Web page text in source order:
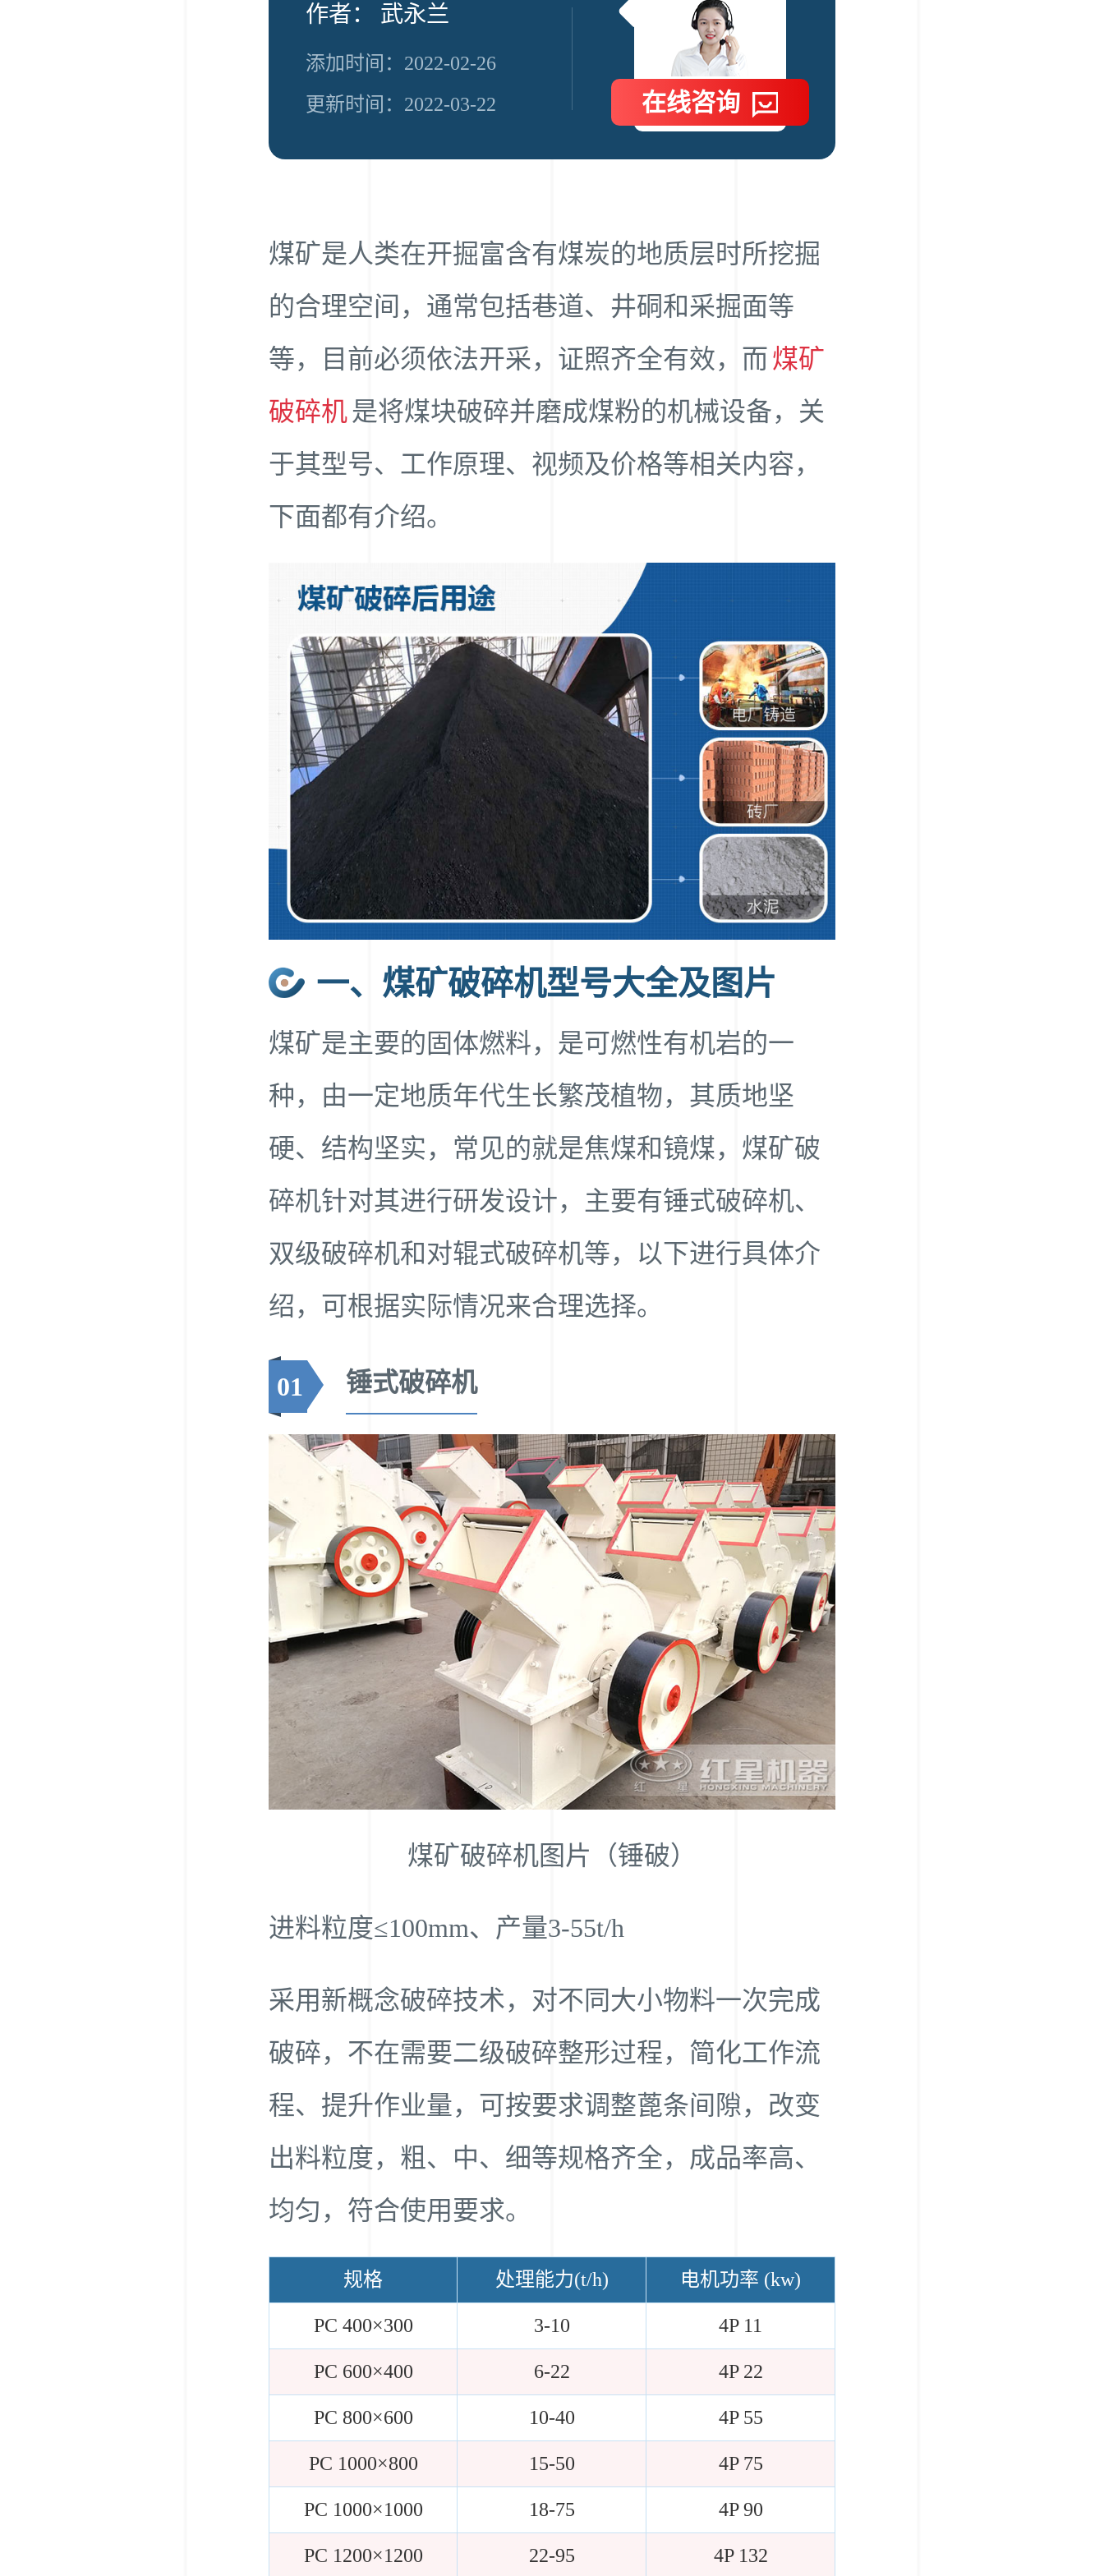
作者： 武永兰
添加时间：2022-02-26
更新时间：2022-03-22
在线咨询
煤矿是人类在开掘富含有煤炭的地质层时所挖掘
的合理空间，通常包括巷道、井硐和采掘面等
等，目前必须依法开采，证照齐全有效，而煤矿
破碎机是将煤块破碎并磨成煤粉的机械设备，关
于其型号、工作原理、视频及价格等相关内容，
下面都有介绍。
一、煤矿破碎机型号大全及图片
煤矿是主要的固体燃料，是可燃性有机岩的一
种，由一定地质年代生长繁茂植物，其质地坚
硬、结构坚实，常见的就是焦煤和镜煤，煤矿破
碎机针对其进行研发设计，主要有锤式破碎机、
双级破碎机和对辊式破碎机等，以下进行具体介
绍，可根据实际情况来合理选择。
01 锤式破碎机
煤矿破碎机图片（锤破）
进料粒度≤100mm、产量3-55t/h
采用新概念破碎技术，对不同大小物料一次完成
破碎，不在需要二级破碎整形过程，简化工作流
程、提升作业量，可按要求调整蓖条间隙，改变
出料粒度，粗、中、细等规格齐全，成品率高、
均匀，符合使用要求。
规格 处理能力(t/h) 电机功率 (kw)
PC 400×300 3-10 4P 11
PC 600×400 6-22 4P 22
PC 800×600 10-40 4P 55
PC 1000×800 15-50 4P 75
PC 1000×1000 18-75 4P 90
PC 1200×1200 22-95 4P 132